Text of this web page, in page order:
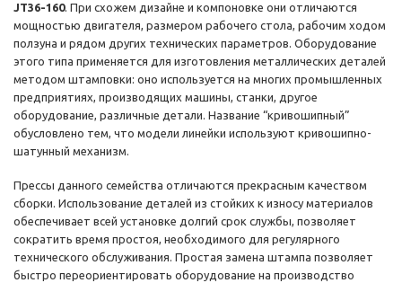
JT36-160. При схожем дизайне и компоновке они отличаются
мощностью двигателя, размером рабочего стола, рабочим ходом
ползуна и рядом других технических параметров. Оборудование
этого типа применяется для изготовления металлических деталей
методом штамповки: оно используется на многих промышленных
предприятиях, производящих машины, станки, другое
оборудование, различные детали. Название “кривошипный”
обусловлено тем, что модели линейки используют кривошипно-
шатунный механизм.
Прессы данного семейства отличаются прекрасным качеством
сборки. Использование деталей из стойких к износу материалов
обеспечивает всей установке долгий срок службы, позволяет
сократить время простоя, необходимого для регулярного
технического обслуживания. Простая замена штампа позволяет
быстро переориентировать оборудование на производство